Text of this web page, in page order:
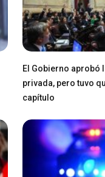
El Gobierno aprobó
privada, pero tuvo
capítulo